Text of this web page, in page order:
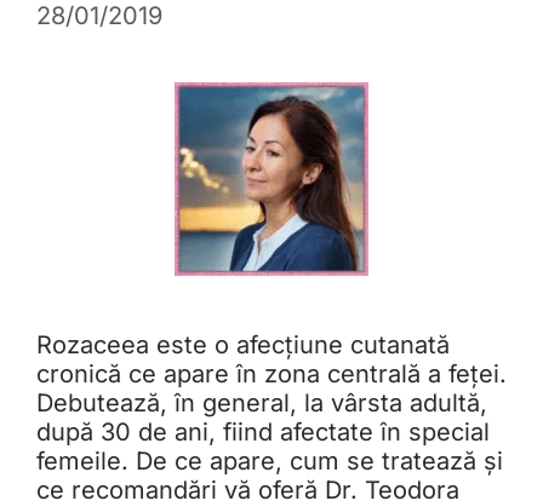
28/01/2019
Rozaceea este o afecțiune cutanată
cronică ce apare în zona centrală a feței.
Debutează, în general, la vârsta adultă,
după 30 de ani, fiind afectate în special
femeile. De ce apare, cum se tratează și
ce recomandări vă oferă Dr. Teodora